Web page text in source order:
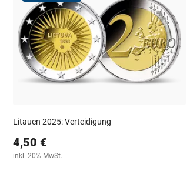
Litauen 2025: Verteidigung
4,50 €
inkl. 20% MwSt.